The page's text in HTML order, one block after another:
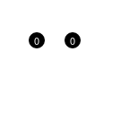
0
0
В связи с этим
Приносим